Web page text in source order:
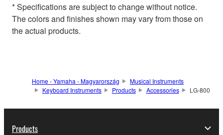
* Specifications are subject to change without notice.
The colors and finishes shown may vary from those on
the actual products.
Home - Yamaha - Magyarország
Musical Instruments
Keyboard Instruments
Products Accessories LG-800
Products